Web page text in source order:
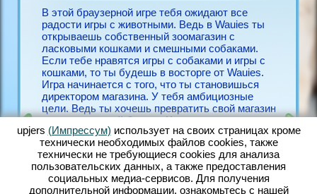
В этой браузерной игре тебя ожидают все
радости игры с животными. Ведь в Wauies ты
открываешь собственный зоомагазин с
ласковыми кошками и смешными собаками.
Если тебе нравятся игры с собаками и игры с
кошками, то ты будешь в восторге от Wauies.
Игра начинается с того, что ты становишься
директором магазина. У тебя амбициозные
цели. Ведь ты хочешь превратить свой магазин
в процветающий бизнес. Чем счастливее твои
животные, тем лучше они себя чувствуют и
тем быстрее ты найдёшь клиентов, которые
захотят купить твоих собак и кошек. В Wauies
ты заботишься о большом количестве милых
животных. Ухаживай за хорошенькими
игры с
дружбу
upjers (Импрессум) использует на своих страницах кроме
технически необходимых файлов сookies, также
технически не требующиеся cookies для анализа
пользовательских данных, а также предоставления
социальных медиа-сервисов. Для получения
дополнительной информации, ознакомьтесь с нашей